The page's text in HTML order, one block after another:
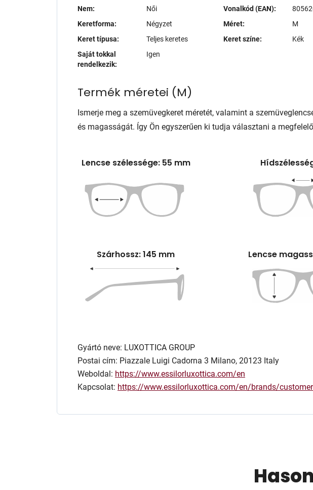
Nem:
Női
Keretforma:
Négyzet
Keret típusa:
Teljes keretes
Saját tokkal
rendelkezik:
Igen
Vonalkód (EAN):
Méret:
M
Keret színe:
Kék
Termék méretei (M)
Ismerje meg a szemüvegkeret méretét, valamint a
és magasságát. Így Ön egyszerűen ki tudja választani a
Lencse szélessége: 55 mm
Szárhossz: 145 mm Lencse
Gyártó neve: LUXOTTICA GROUP
Postai cím: Piazzale Luigi Cadorna 3 Milano, 20123 Italy
Weboldal: https://www.essilorluxottica.com/en
Kapcsolat: https://www.essilorluxottica.com/en/brands/